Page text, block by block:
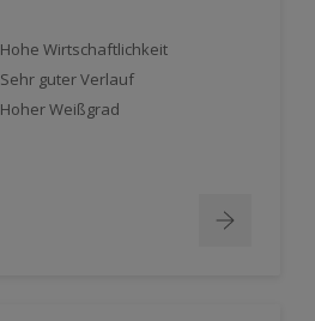
Hohe Wirtschaftlichkeit
Sehr guter Verlauf
Hoher Weißgrad